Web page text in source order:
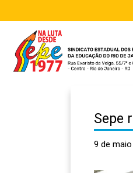
Sepe
9 de